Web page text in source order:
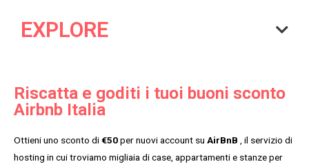
EXPLORE
Riscatta e goditi i tuoi buoni sconto
Airbnb Italia
Ottieni uno sconto di€50per nuovi account su AirBnB , il servizio di
hosting in cui troviamo migliaia di case, appartamenti e stanze per